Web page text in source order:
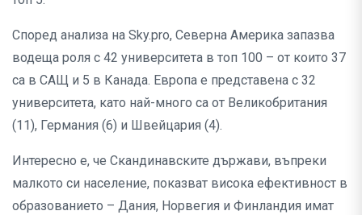
Според анализа на Sky.pro, Северна Америка запазва
водеща роля с 42 университета в топ 100 – от които 37
са в САЩ и 5 в Канада. Европа е представена с 32
университета, като най-много са от Великобритания
(11), Германия (6) и Швейцария (4).
Интересно е, че Скандинавските държави, въпреки
малкото си население, показват висока ефективност в
образованието – Дания, Норвегия и Финландия имат